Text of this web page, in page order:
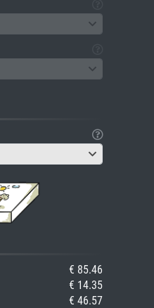
€ 85.46
€ 14.35
€ 46.57